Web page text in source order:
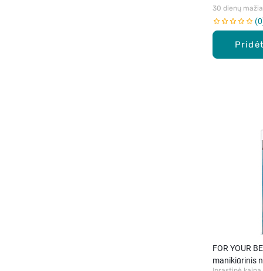
30 dienų
0
FOR YOUR
manikiūrinis